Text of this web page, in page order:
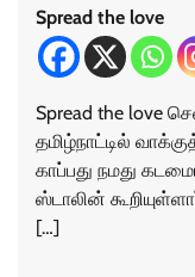
Spread the love
Spread the love
தமிழ்நாட்டில்
காப்பது நமது
ஸ்டாலின்
[…]